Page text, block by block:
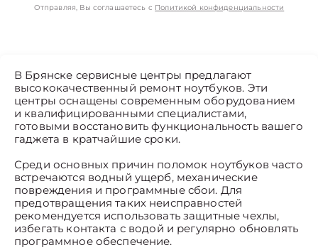
Отправляя, Вы соглашаетесь с Политикой конфиденциальности
В Брянске сервисные центры предлагают
высококачественный ремонт ноутбуков. Эти
центры оснащены современным оборудованием
и квалифицированными специалистами,
готовыми восстановить функциональность вашего
гаджета в кратчайшие сроки.
Среди основных причин поломок ноутбуков часто
встречаются водный ущерб, механические
повреждения и программные сбои. Для
предотвращения таких неисправностей
рекомендуется использовать защитные чехлы,
избегать контакта с водой и регулярно обновлять
программное обеспечение.